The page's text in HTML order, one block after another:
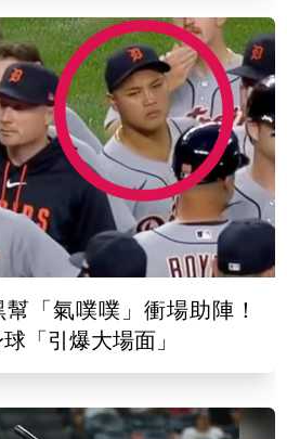
「氣噗噗」衝場助陣！
「引爆大場面」